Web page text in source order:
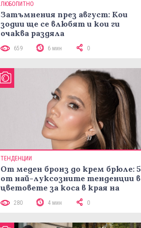
ЛЮБОПИТНО
Затъмнения през август: Кои
зодии ще се влюбят и кои ги
очаква раздяла
659 6 мин 0
ТЕНДЕНЦИИ
От меден бронз до крем брюле: 5
от най-луксозните тенденции в
цветовете за коса в края на
280 4 мин 0